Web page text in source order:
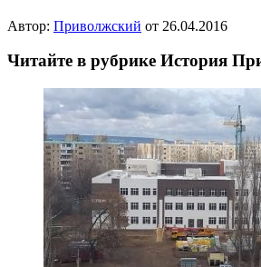
Автор: Приволжский от 26.04.2016
Читайте в рубрике История